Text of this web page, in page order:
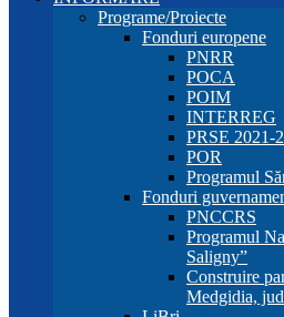
Programe/Proiecte
Fonduri europene
PNRR
POCA
POIM
INTERREG
PRSE 2021-
POR
Programul
Fonduri
PNCCRS
Programul
Saligny”
Construire
Medgidia,